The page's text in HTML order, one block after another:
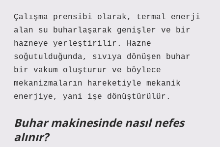
Çalışma prensibi olarak, termal enerji
alan su buharlaşarak genişler ve bir
hazneye yerleştirilir. Hazne
soğutulduğunda, sıvıya dönüşen buhar
bir vakum oluşturur ve böylece
mekanizmaların hareketiyle mekanik
enerjiye, yani işe dönüştürülür.
Buhar makinesinde nasıl nefes
alınır?